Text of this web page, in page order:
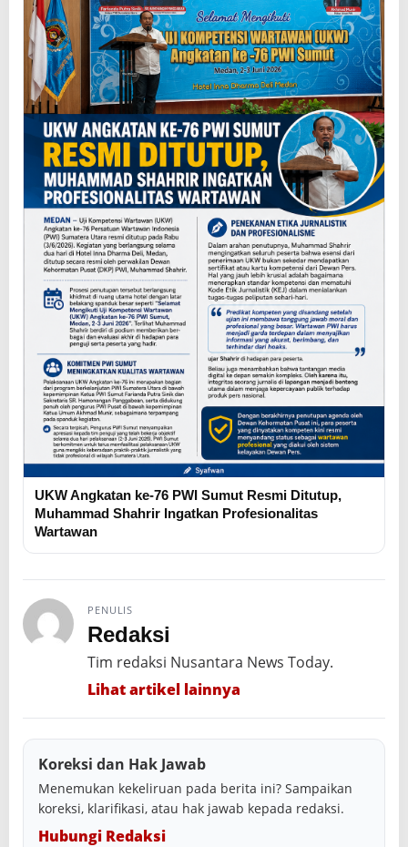
UKW Angkatan ke-76 PWI Sumut Resmi Ditutup,
Muhammad Shahrir Ingatkan Profesionalitas
Wartawan
PENULIS
Redaksi
Tim redaksi Nusantara News Today.
Lihat artikel lainnya
Koreksi dan Hak Jawab
Menemukan kekeliruan pada berita ini? Sampaikan
koreksi, klarifikasi, atau hak jawab kepada redaksi.
Hubungi Redaksi